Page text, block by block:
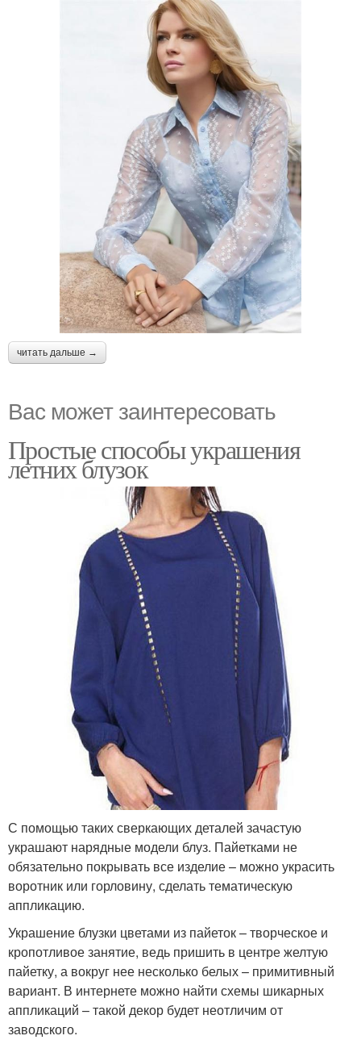
читать дальше →
Вас может заинтересовать
Простые способы украшения
летних блузок
С помощью таких сверкающих деталей зачастую
украшают нарядные модели блуз. Пайетками не
обязательно покрывать все изделие – можно украсить
воротник или горловину, сделать тематическую
аппликацию.
Украшение блузки цветами из пайеток – творческое и
кропотливое занятие, ведь пришить в центре желтую
пайетку, а вокруг нее несколько белых – примитивный
вариант. В интернете можно найти схемы шикарных
аппликаций – такой декор будет неотличим от
заводского.